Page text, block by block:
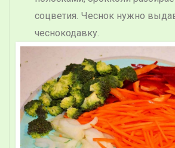
соцветия. Чеснок нужно
чеснокодавку.